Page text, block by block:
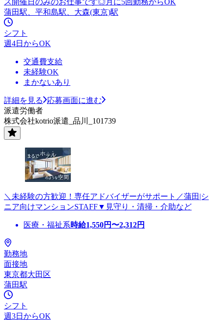
蒲田駅、平和島駅、大森(東京)駅
シフト
週4日からOK
交通費支給
未経験OK
まかないあり
詳細を見る
応募画面に進む
派遣労働者
株式会社kotrio派遣_品川_101739
＼未経験の方歓迎！専任アドバイザーがサポート／蒲田|シ
ニア向けマンションSTAFF▼見守り・清掃・介助など
医療・福祉系時給1,550円〜2,312円
勤務地
面接地
東京都大田区
蒲田駅
シフト
週3日からOK